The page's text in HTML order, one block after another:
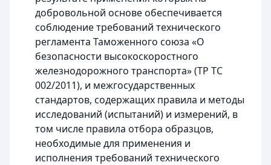
добровольной основе обеспечивается
соблюдение требований технического
регламента Таможенного союза «О
безопасности высокоскоростного
железнодорожного транспорта» (ТР ТС
002/2011), и межгосударственных
стандартов, содержащих правила и методы
исследований (испытаний) и измерений, в
том числе правила отбора образцов,
необходимые для применения и
исполнения требований технического